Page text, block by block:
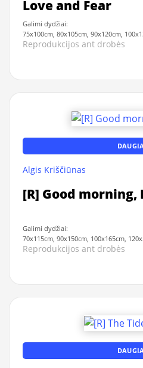
Love and Fear
Galimi dydžiai:
75x100cm, 80x105cm, 90x120cm,
Reprodukcijos ant drobės
Algis Kriščiūnas
[R] Good morning,
Galimi dydžiai:
70x115cm, 90x150cm, 100x165cm,
Reprodukcijos ant drobės